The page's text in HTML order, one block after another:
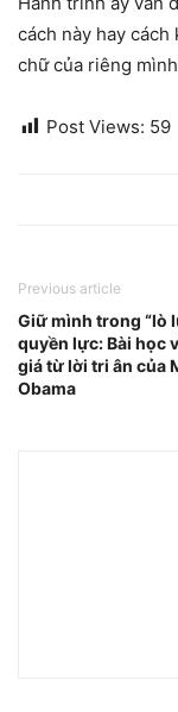
cách này hay
chữ của riêng
Post Views: 59
Previous article
Giữ mình trong “lò
quyền lực: Bài học
giá từ lời tri ân của
Obama